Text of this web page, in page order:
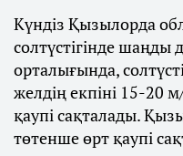
Күндіз Қызылорда
солтүстігінде
орталығында,
желдің екпіні 15-20
қаупі сақталады.
төтенше өрт қаупі